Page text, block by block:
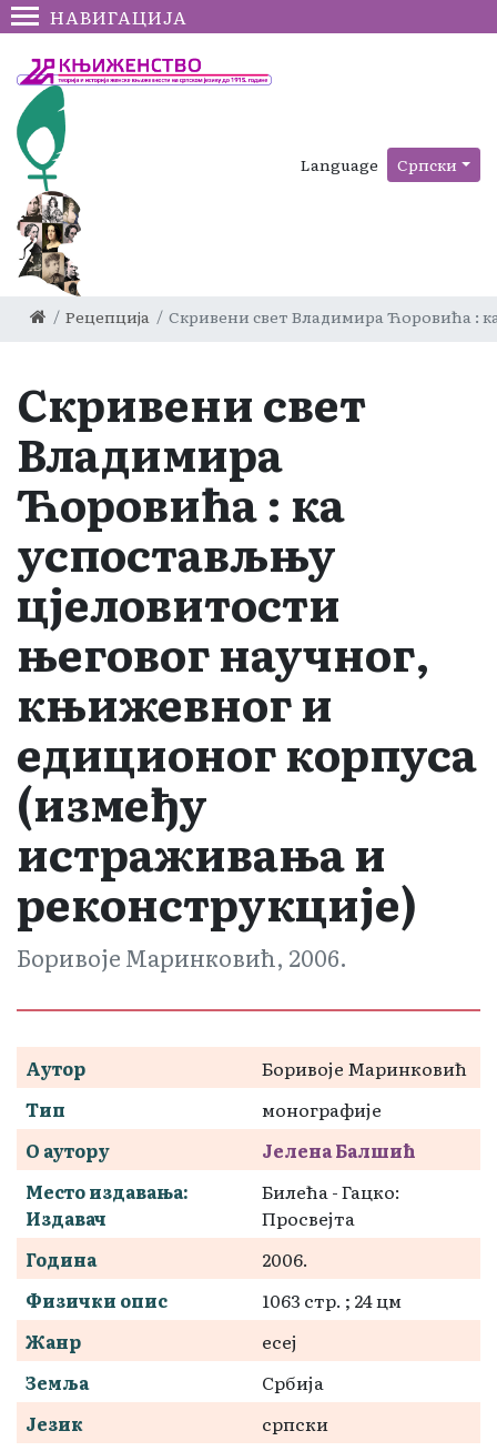
НАВИГАЦИЈА
Language Српски
Рецепција Скривени свет Владимира Ћоровића :
Скривени свет
Владимира
Ћоровића : ка
успостављњу
цјеловитости
његовог научног,
књижевног и
едиционог корпуса
(између
истраживања и
реконструкције)
Боривоје Маринковић, 2006.
Аутор
Боривоје Маринковић
Тип
монографије
О аутору
Јелена Балшић
Место издавања:
Издавач
Билећа - Гацко:
Просвејта
Година
2006.
Физички опис
1063 стр. ; 24 цм
Жанр
есеј
Земља
Србија
Језик
српски